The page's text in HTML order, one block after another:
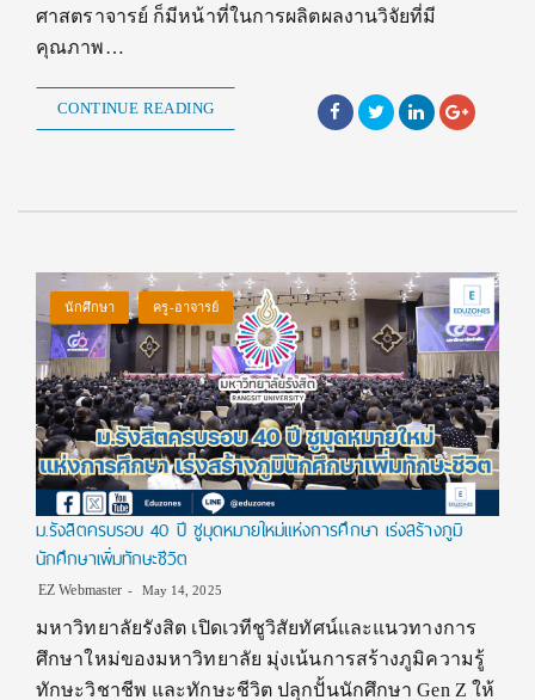
ศาสตราจารย์ ก็มีหน้าที่ในการผลิตผลงานวิจัยที่มี
คุณภาพ…
CONTINUE READING
นักศึกษา ครู-อาจารย์
ม.รังสิตครบรอบ 40 ปี ชูมุดหมายใหม่แห่งการศึกษา เร่งสร้างภูมิ
นักศึกษาเพิ่มทักษะชีวิต
EZ Webmaster May 14, 2025
มหาวิทยาลัยรังสิต เปิดเวทีชูวิสัยทัศน์และแนวทางการ
ศึกษาใหม่ของมหาวิทยาลัย มุ่งเน้นการสร้างภูมิความรู้
ทักษะวิชาชีพ และทักษะชีวิต ปลุกปั้นนักศึกษา Gen Z ให้